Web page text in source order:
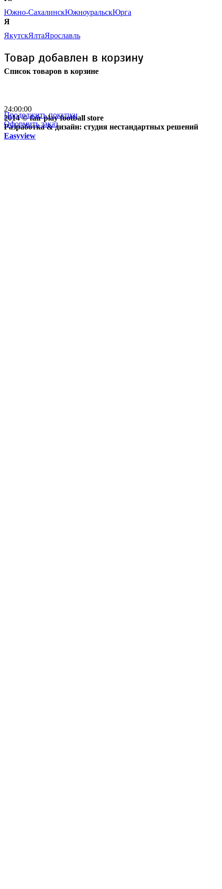
Южно-СахалинскЮжноуральскЮрга
Я
ЯкутскЯлтаЯрославль
Товар добавлен в корзину
Список товаров в корзине
Продолжить покупки
Оформить заказ
24:00:00
2014 © fair play football store
Разработка & дизайн: студия нестандартных решений
Easyview